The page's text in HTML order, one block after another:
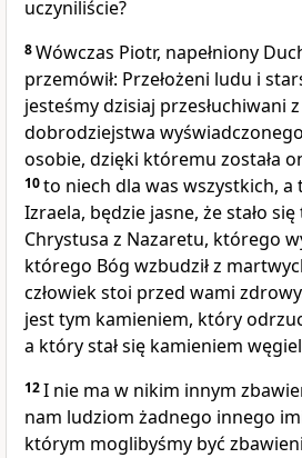
uczyniliście?
8Wówczas Piotr, napełniony
przemówił: Przełożeni ludu i
jesteśmy dzisiaj przesłuchiwani
dobrodziejstwa
osobie, dzięki któremu została
10to niech dla was wszystkich, a
Izraela, będzie jasne, że stało
Chrystusa z Nazaretu, którego
którego Bóg wzbudził z
człowiek stoi przed wami
jest tym kamieniem, który
a który stał się kamieniem
12I nie ma w nikim innym
nam ludziom żadnego innego
którym moglibyśmy być